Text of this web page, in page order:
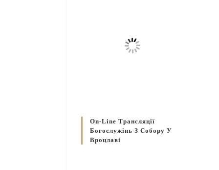
On-Line Трансляції
Богослужінь З Собору У
Вроцлаві